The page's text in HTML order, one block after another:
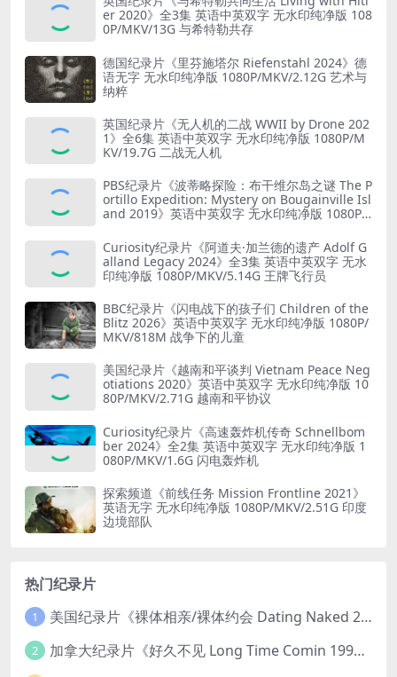
er 2020》全3集 英语中英双字 无水印纯净版 108
0P/MKV/13G 与希特勒共存
德国纪录片《里芬施塔尔 Riefenstahl 2024》德
语无字 无水印纯净版 1080P/MKV/2.12G 艺术与
纳粹
英国纪录片《无人机的二战 WWII by Drone 202
1》全6集 英语中英双字 无水印纯净版 1080P/M
KV/19.7G 二战无人机
PBS纪录片《波蒂略探险：布干维尔岛之谜 The P
ortillo Expedition: Mystery on Bougainville Isl
and 2019》英语中英双字 无水印纯净版 1080P/
Curiosity纪录片《阿道夫·加兰德的遗产 Adolf G
alland Legacy 2024》全3集 英语中英双字 无水
印纯净版 1080P/MKV/5.14G 王牌飞行员
BBC纪录片《闪电战下的孩子们 Children of the
Blitz 2026》英语中英双字 无水印纯净版 1080P/
MKV/818M 战争下的儿童
美国纪录片《越南和平谈判 Vietnam Peace Neg
otiations 2020》英语中英双字 无水印纯净版 10
80P/MKV/2.71G 越南和平协议
Curiosity纪录片《高速轰炸机传奇 Schnellbom
ber 2024》全2集 英语中英双字 无水印纯净版 1
080P/MKV/1.6G 闪电轰炸机
探索频道《前线任务 Mission Frontline 2021》
英语无字 无水印纯净版 1080P/MKV/2.51G 印度
边境部队
热门纪录片
1 美国纪录片《裸体相亲/裸体约会 Dating Naked 2014-2016》第1-3季全33集 英语中英双字 无水印纯净版 1080P/MKV/85.6G 裸体相亲真人秀
2 加拿大纪录片《好久不见 Long Time Comin 1993》英语中英双字 官方纯净版 1080P/MKV/1G 女同性艺术家